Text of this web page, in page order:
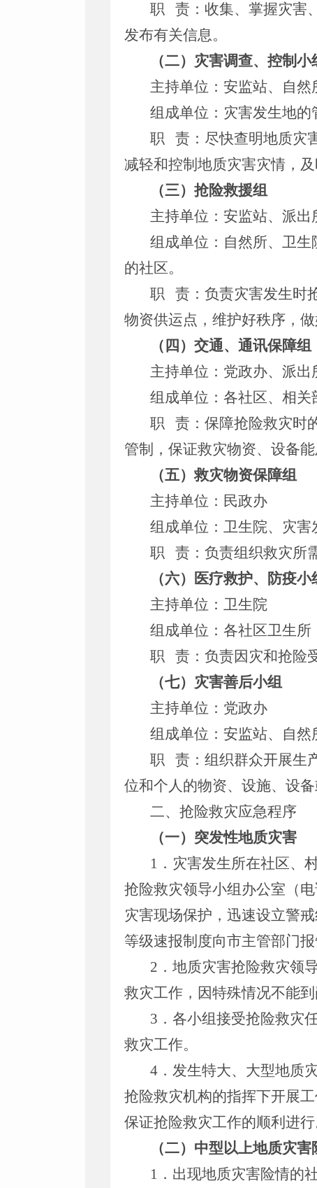
职 责：收集、掌握灾害
发布有关信息。
（二）灾害调查、控制小
主持单位：安监站、自然
组成单位：灾害发生地的
职 责：尽快查明地质灾
减轻和控制地质灾害灾情，及
（三）抢险救援组
主持单位：安监站、派出
组成单位：自然所、卫
的社区。
职 责：负责灾害发生时
物资供运点，维护好秩序，做
（四）交通、通讯保障组
主持单位：党政办、派出
组成单位：各社区、相关
职 责：保障抢险救灾时
管制，保证救灾物资、设备能
（五）救灾物资保障组
主持单位：民政办
组成单位：卫生院、灾害
职 责：负责组织救灾所
（六）医疗救护、防疫小
主持单位：卫生院
组成单位：各社区卫生所
职 责：负责因灾和抢险
（七）灾害善后小组
主持单位：党政办
组成单位：安监站、自然
职 责：组织群众开展生
位和个人的物资、设施、设
二、抢险救灾应急程序
（一）突发性地质灾害
1．灾害发生所在社区、
抢险救灾领导小组办公室（
灾害现场保护，迅速设立警
等级速报制度向市主管部门
2．地质灾害抢险救灾领
救灾工作，因特殊情况不能
3．各小组接受抢险救灾
救灾工作。
4．发生特大、大型地质
抢险救灾机构的指挥下开展
保证抢险救灾工作的顺利进行
（二）中型以上地质灾害
1．出现地质灾害险情的